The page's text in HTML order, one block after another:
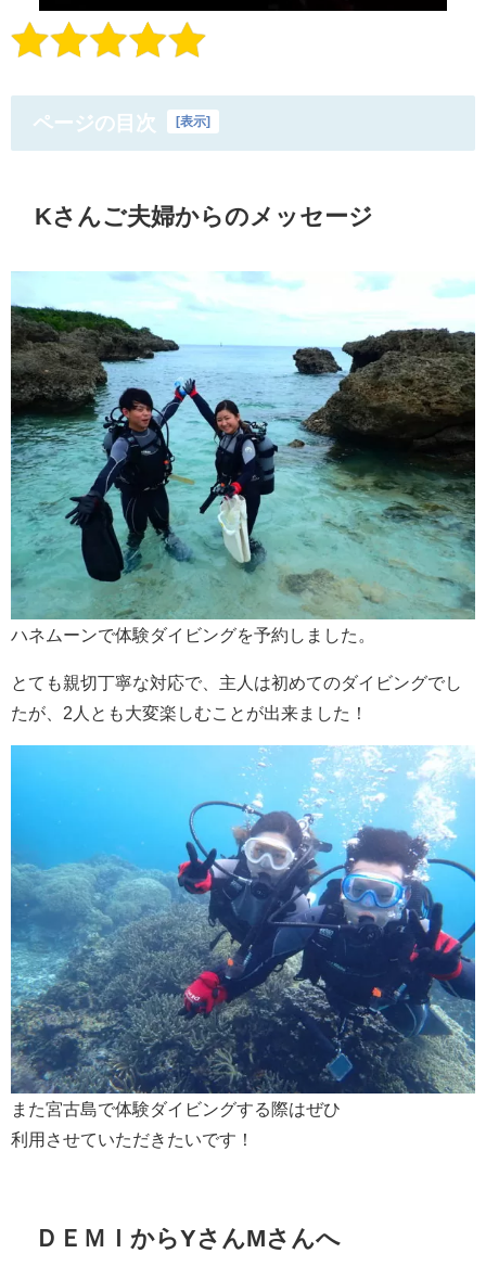
ページの目次 表示
Kさんご夫婦からのメッセージ
ハネムーンで体験ダイビングを予約しました。
とても親切丁寧な対応で、主人は初めてのダイビングでし
たが、2人とも大変楽しむことが出来ました！
また宮古島で体験ダイビングする際はぜひ
利用させていただきたいです！
ＤＥＭＩからYさんMさんへ